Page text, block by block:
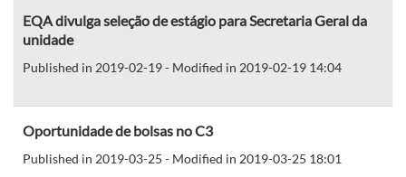
EQA divulga seleção de estágio para Secretaria Geral da
unidade
Published in 2019-02-19 - Modified in 2019-02-19 14:04
Oportunidade de bolsas no C3
Published in 2019-03-25 - Modified in 2019-03-25 18:01